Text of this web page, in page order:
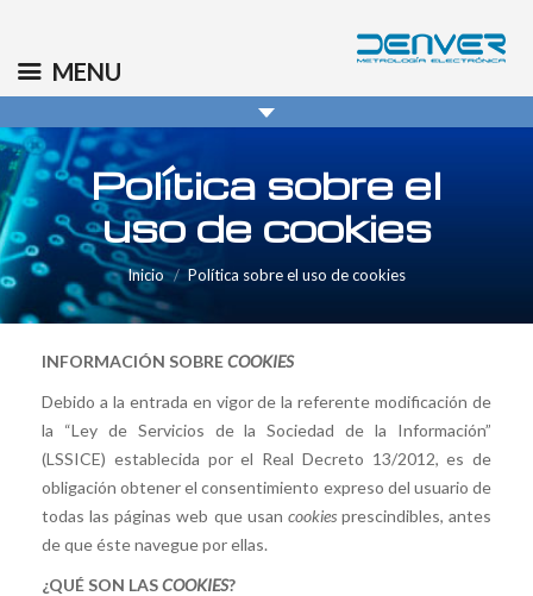
info@denver.es
Política sobre el
uso de cookies
You are here:
Inicio Política sobre el uso de cookies
INFORMACIÓN SOBRECOOKIES
Debido a la entrada en vigor de la referente modificación de
la “Ley de Servicios de la Sociedad de la Información”
(LSSICE) establecida por el Real Decreto 13/2012, es de
obligación obtener el consentimiento expreso del usuario de
todas las páginas web que usan cookies prescindibles, antes
de que éste navegue por ellas.
¿QUÉ SON LASCOOKIES?
MENU